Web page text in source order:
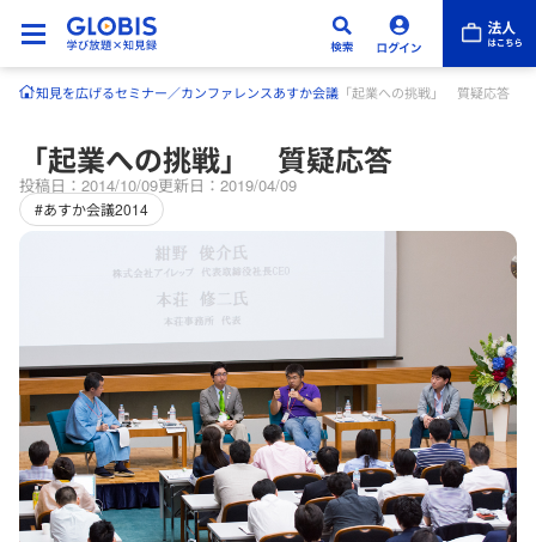
知見を広げるセミナー／カンファレンスあすか会議 「起業への挑戦」 質疑応答
「起業への挑戦」 質疑応答
投稿日：2014/10/09更新日：2019/04/09
#あすか会議2014